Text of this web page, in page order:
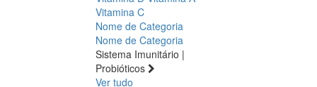
Vitamina C
Nome de Categoria
Nome de Categoria
Sistema Imunitário |
Probióticos
Ver tudo